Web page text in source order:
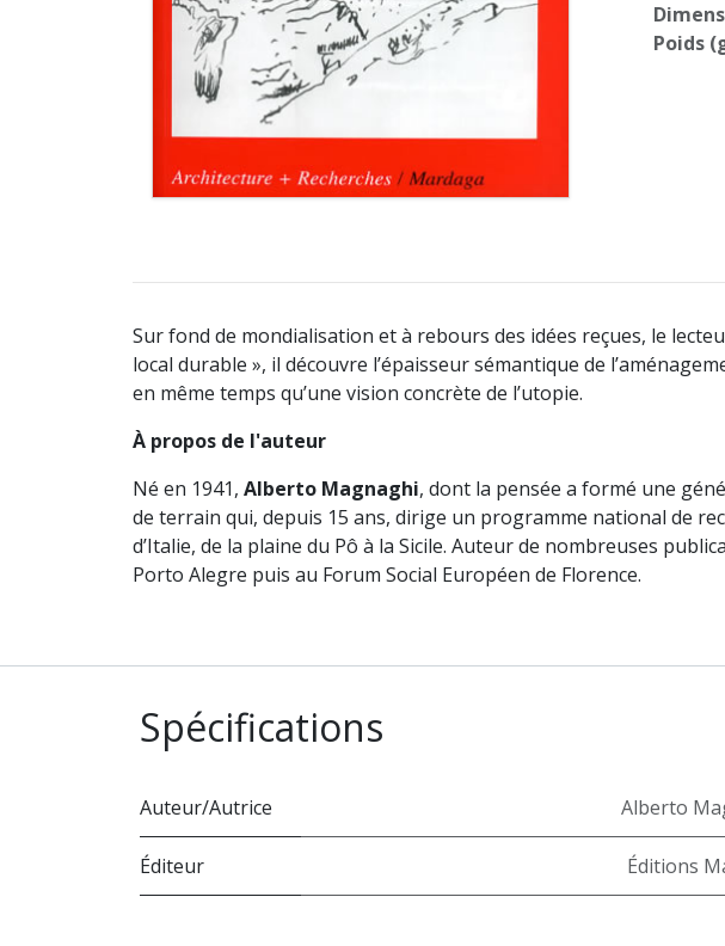
Poids
Sur fond de mondialisation et à rebours des idées reçues, le
local durable », il découvre l’épaisseur sémantique de
en même temps qu’une vision concrète de l’utopie.
À propos de l'auteur
Né en 1941, Alberto Magnaghi, dont la pensée a formé une
de terrain qui, depuis 15 ans, dirige un programme national de
d’Italie, de la plaine du Pô à la Sicile. Auteur de nombreuses
Porto Alegre puis au Forum Social Européen de Florence.
Spécifications
Auteur/Autrice Alberto
Éditeur Éditions